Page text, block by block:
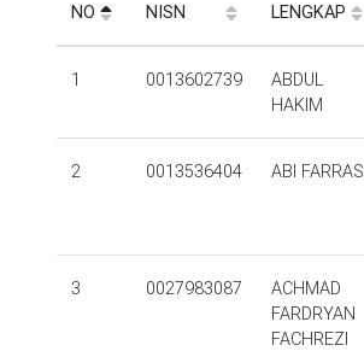
NO NISN
LENGKAP
1 0013602739
ABDUL
HAKIM
2 0013536404 ABI FARRAS
3 0027983087
ACHMAD
FARDRYAN
FACHREZI